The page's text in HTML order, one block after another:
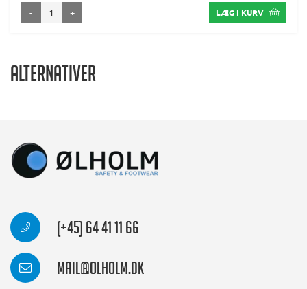
- + LÆG I KURV
Alternativer
(+45) 64 41 11 66
mail@olholm.dk